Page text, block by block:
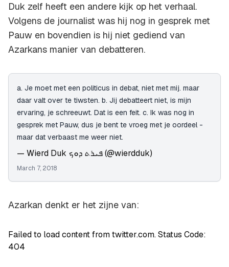
Duk zelf heeft een andere kijk op het verhaal.
Volgens de journalist was hij nog in gesprek met
Pauw en bovendien is hij niet gediend van
Azarkans manier van debatteren.
a. Je moet met een politicus in debat, niet met mij. maar
daar valt over te tiwsten. b. Jij debatteert niet, is mijn
ervaring, je schreeuwt. Dat is een feit. c. Ik was nog in
gesprek met Pauw, dus je bent te vroeg met je oordeel -
maar dat verbaast me weer niet.
— Wierd Duk ܦܝܪܬ ܕܘܟ (@wierdduk)
March 7, 2018
Azarkan denkt er het zijne van:
Failed to load content from twitter.com. Status Code:
404